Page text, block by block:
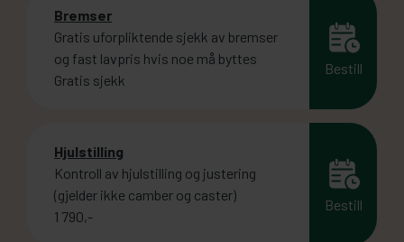
Bremser
Gratis uforpliktende sjekk av bremser
og fast lavpris hvis noe må byttes
Gratis sjekk
Bestill
Hjulstilling
Kontroll av hjulstilling og justering
(gjelder ikke camber og caster)
1 790,-
Bestill